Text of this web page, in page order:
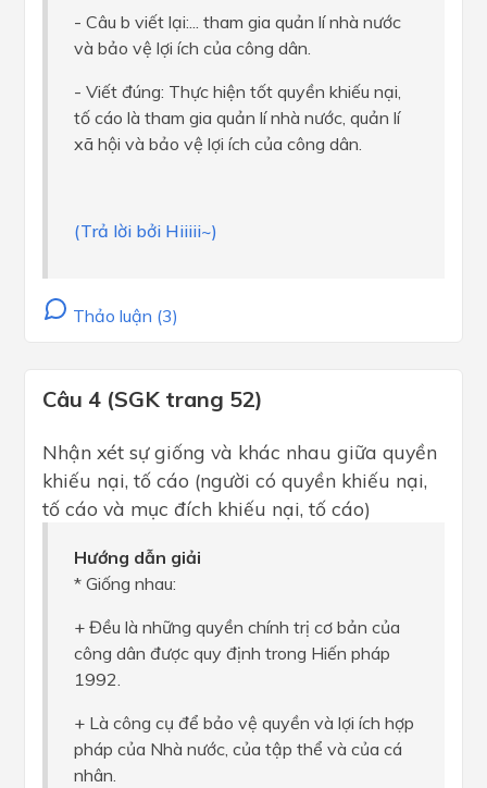
- Câu b viết lại:... tham gia quản lí nhà nước
và bảo vệ lợi ích của công dân.
- Viết đúng: Thực hiện tốt quyền khiếu nại,
tố cáo là tham gia quản lí nhà nước, quản lí
xã hội và bảo vệ lợi ích của công dân.
(Trả lời bởi Hiiiii~)
Thảo luận (3)
Câu 4 (SGK trang 52)
Nhận xét sự giống và khác nhau giữa quyền
khiếu nại, tố cáo (người có quyền khiếu nại,
tố cáo và mục đích khiếu nại, tố cáo)
Hướng dẫn giải
* Giống nhau:
+ Đều là những quyền chính trị cơ bản của
công dân được quy định trong Hiến pháp
1992.
+ Là công cụ để bảo vệ quyền và lợi ích hợp
pháp của Nhà nước, của tập thể và của cá
nhân.